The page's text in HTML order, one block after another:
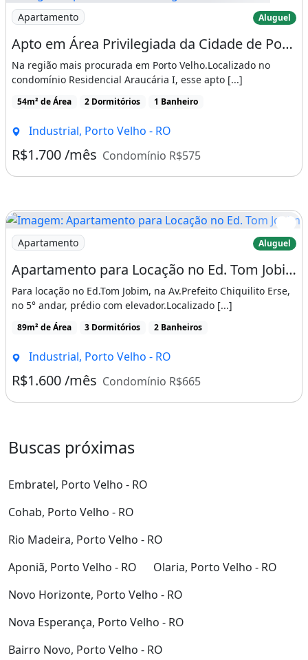
Imagem: Apto em Área Privilegiada da Cidade de
Apartamento Aluguel
Apto em Área Privilegiada da Cidade de Porto Velho
Na região mais procurada em Porto Velho.Localizado no
condomínio Residencial Araucária I, esse apto [...]
54m² de Área 2 Dormitórios 1 Banheiro
Industrial, Porto Velho - RO
R$1.700 /mês Condomínio R$575
Imagem: Apartamento para Locação no Ed. Tom Jobim
Apartamento Aluguel
Apartamento para Locação no Ed. Tom Jobim
Para locação no Ed.Tom Jobim, na Av.Prefeito Chiquilito Erse,
no 5° andar, prédio com elevador.Localizado [...]
89m² de Área 3 Dormitórios 2 Banheiros
Industrial, Porto Velho - RO
R$1.600 /mês Condomínio R$665
Buscas próximas
Embratel, Porto Velho - RO
Cohab, Porto Velho - RO
Rio Madeira, Porto Velho - RO
Aponiã, Porto Velho - RO
Olaria, Porto Velho - RO
Novo Horizonte, Porto Velho - RO
Nova Esperança, Porto Velho - RO
Bairro Novo, Porto Velho - RO